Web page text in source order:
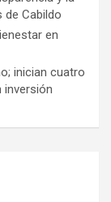
Cabildo
en
inician cuatro
inversión